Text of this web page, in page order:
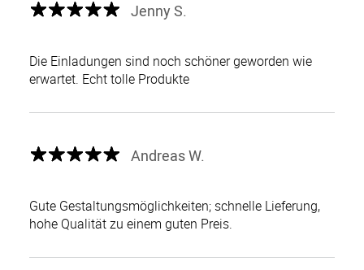
Jenny S.
Die Einladungen sind noch schöner geworden wie
erwartet. Echt tolle Produkte
Andreas W.
Gute Gestaltungsmöglichkeiten; schnelle Lieferung,
hohe Qualität zu einem guten Preis.